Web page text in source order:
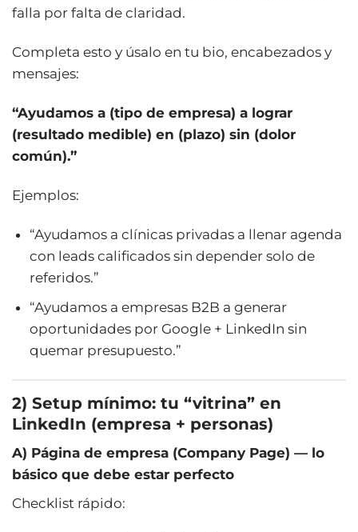
falla por falta de claridad.
Completa esto y úsalo en tu bio, encabezados y
mensajes:
“Ayudamos a (tipo de empresa) a lograr
(resultado medible) en (plazo) sin (dolor
común).”
Ejemplos:
“Ayudamos a clínicas privadas a llenar agenda
con leads calificados sin depender solo de
referidos.”
“Ayudamos a empresas B2B a generar
oportunidades por Google + LinkedIn sin
quemar presupuesto.”
2) Setup mínimo: tu “vitrina” en
LinkedIn (empresa + personas)
A) Página de empresa (Company Page) — lo
básico que debe estar perfecto
Checklist rápido: